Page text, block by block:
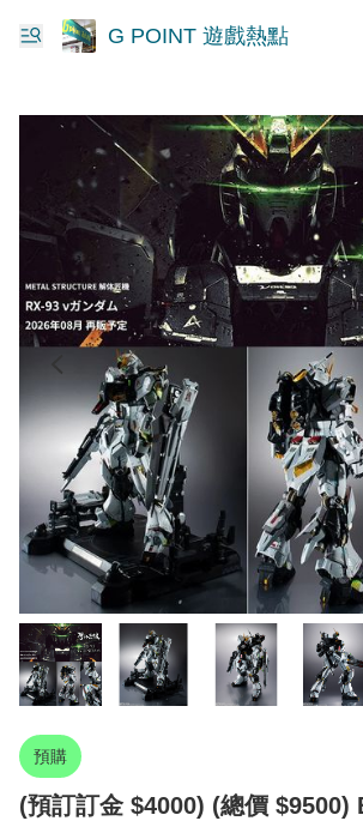
G POINT 遊戲熱點
預購
(預訂訂金 $4000) (總價 $9500)